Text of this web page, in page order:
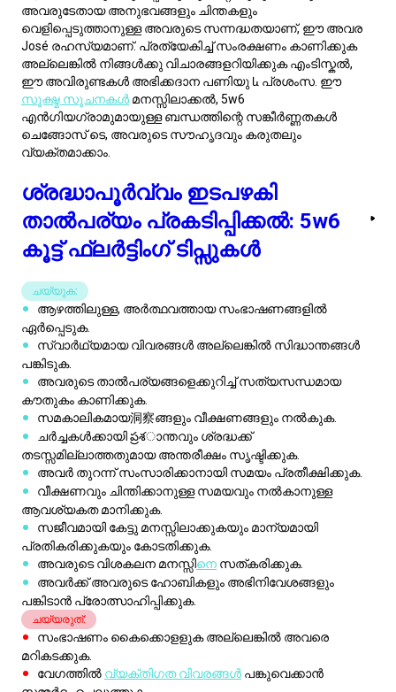
എൻഗിയഗ്രാമുമായുള്ള ബന്ധത്തിന്റെ സങ്കീർണ്ണതകൾ
ചെങ്ങോസ് ടെ, അവരുടെ സൗഹൃദവും കരുതലും
വ്യക്തമാക്കാം.
ശ്രദ്ധാപൂർവ്വം ഇടപഴകി
താൽപര്യം പ്രകടിപ്പിക്കൽ: 5w6
കൂട്ട് ഫ്ലർട്ടിംഗ് ടിപ്സുകൾ
ചയ്യുക:
ഏർപ്പെടുക.
സ്വാർഥ്യമായ വിവരങ്ങൾ അല്ലെങ്കിൽ സിദ്ധാന്തങ്ങൾ
പങ്കിടുക.
അവരുടെ താൽപര്യങ്ങളെക്കുറിച്ച് സത്യസന്ധമായ
കൗതുകം കാണിക്കുക.
സമകാലികമായ洞察ങ്ങളും വീക്ഷണങ്ങളും നൽകുക.
ചർച്ചകൾക്കായി ప్రశാന്തവും ശ്രദ്ധക്ക്
തടസ്സമില്ലാത്തതുമായ അന്തരീക്ഷം സൃഷ്ടിക്കുക.
അവർ തുറന്ന് സംസാരിക്കാനായി സമയം പ്രതീക്ഷിക്കുക.
വീക്ഷണവും ചിന്തിക്കാനുള്ള സമയവും നൽകാനുള്ള
ആവശ്യകത മാനിക്കുക.
സജീവമായി കേട്ടു മനസ്സിലാക്കുകയും മാന്യമായി
പ്രതികരിക്കുകയും കോടതിക്കുക.
അവരുടെ വിശകലന മനസ്സി
നെ സത്കരിക്കുക.
അവർക്ക് അവരുടെ ഹോബികളും അഭിനിവേശങ്ങളും
പങ്കിടാൻ പ്രോത്സാഹിപ്പിക്കുക.
ചയ്യരുത്:
സംഭാഷണം കൈക്കൊളളുക അല്ലെങ്കിൽ അവരെ
മറികടക്കുക.
വേഗത്തിൽ
വ്യക്തിഗത വിവരങ്ങൾപങ്കുവെക്കാൻ
സമ്മർദ്ദം ചെലുത്തുക.
അവരുടെ ആശയങ്ങളെയോ താൽപര്യങ്ങളെയോ
ശ്രദ്ധയില്ലാതെ ട്രിവിയൽ എന്ന് തള്ളുക.
അവരുടെ ചിന്താർത്തം വിചേധിക്കുക.
അാവശ്യമില്ലാത്ത പോലെ അതിഗ്ര്ഹണം അല്ലെങ്കിൽ
നാടകീയമായിരിക്കരുത്.
അവരെ തിരക്കേറിയ അല്ലെങ്കിൽ ശബ്ദമാർന്ന
അന്തരീക്ഷങ്ങളിൽ നിര്‍ബന്പിക്കുക.